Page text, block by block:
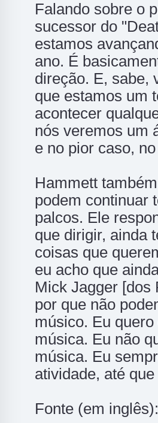
Falando sobre o
sucessor do
estamos
ano. É
direção. E, sabe,
que estamos um
acontecer
nós veremos um
e no pior caso,
Hammett
podem continuar
palcos. Ele
que dirigir, ainda
coisas que
eu acho que
Mick Jagger [dos
por que não
músico. Eu
música. Eu não
música. Eu
atividade, até
Fonte (em inglês):